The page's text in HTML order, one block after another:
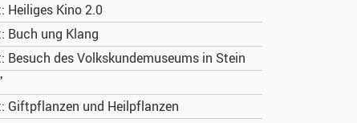
Heiliges Kino 2.0
Buch ung Klang
des Volkskundemuseums in Stein
Giftpflanzen und Heilpflanzen